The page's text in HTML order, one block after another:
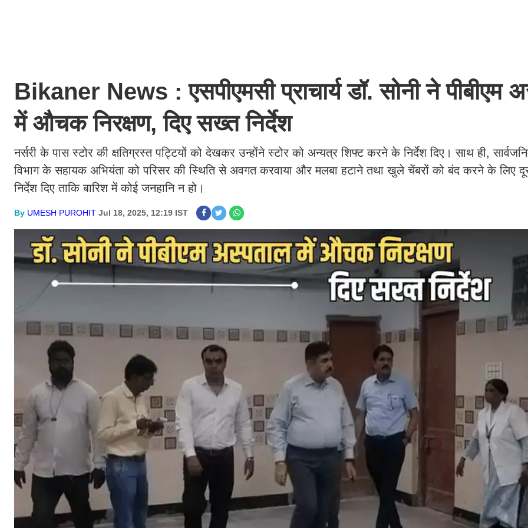
Bikaner News : एसपीएमसी प्राचार्य डॉ. सोनी ने पीबीएम
में औचक निरक्षण, दिए सख्त निर्देश
नर्सरी के पास स्टोर की क्षतिग्रस्त पट्टियों को देखकर उन्होंने स्टोर को अन्यत्र शिफ्ट करने के निर्देश दिए। साथ ही,
विभाग के सहायक अभियंता को परिसर की स्थिति से अवगत करवाया और मलबा हटाने तथा खुले चेंबरों को बंद करने के लिए
निर्देश दिए ताकि बारिश में कोई जनहानि न हो।
By UMESH PUROHIT Jul 18, 2025, 12:19 IST